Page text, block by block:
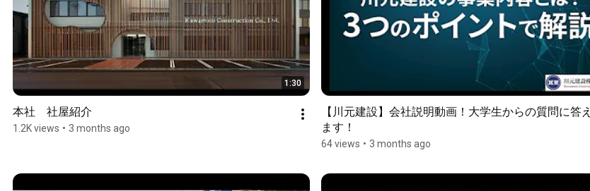
1:30
本社　社屋紹介
1.2K views • 3 months ago
【川元建設】会社説明動画！大学生からの質問に答え
ます！
64 views • 3 months ago